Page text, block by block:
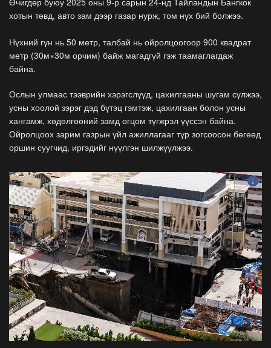
хотын төвд, авто зам дээр газар нурж, том нүх бий болжээ.
Нүхний гүн нь 50 метр, талбай нь ойролцоогоор 900 квадрат
метр (30м×30м орчим) байж магадгүй гэж таамаглагдаж
байна.
Ослын улмаас тээврийн хэрэгслүүд, цахилгааны шугам сүлжээ,
усны хоолой зэрэг дэд бүтэц гэмтэж, цахилгаан болон усны
хангамж, хөдөлгөөний замд огцом түгжрэл үүссэн байна.
Ойролцоох зарим газрын үйл ажиллагааг түр зогсоосон бөгөөд
оршин суугчид, иргэдийг нүүлгэн шилжүүлжээ.